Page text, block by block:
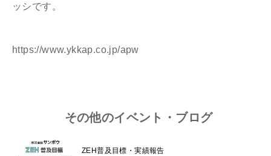
ッシです。
https://www.ykkap.co.jp/apw
その他のイベント・ブログ
ZEH普及目標・実績報告